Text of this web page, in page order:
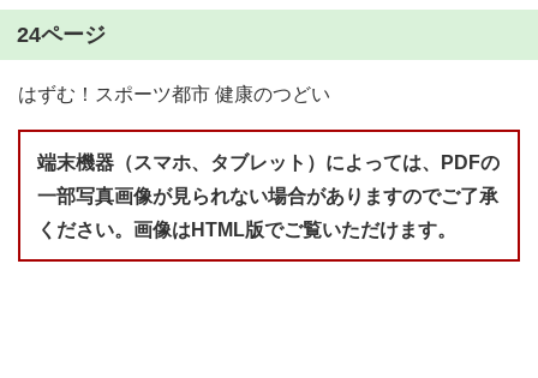
24ページ
はずむ！スポーツ都市 健康のつどい
端末機器（スマホ、タブレット）によっては、PDFの
一部写真画像が見られない場合がありますのでご了承
ください。画像はHTML版でご覧いただけます。